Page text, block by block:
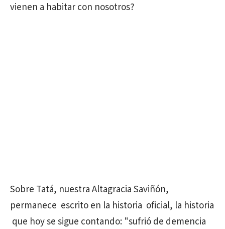
vienen a habitar con nosotros?
Sobre Tatá, nuestra Altagracia Saviñón,
permanece escrito en la historia oficial, la historia
que hoy se sigue contando: "sufrió de demencia